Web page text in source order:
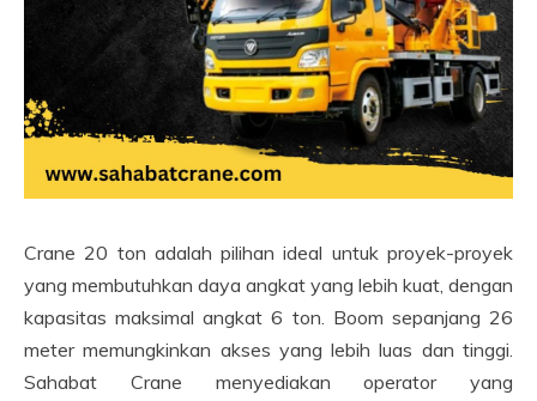
Crane 20 ton adalah pilihan ideal untuk proyek-proyek
yang membutuhkan daya angkat yang lebih kuat, dengan
kapasitas maksimal angkat 6 ton. Boom sepanjang 26
meter memungkinkan akses yang lebih luas dan tinggi.
Sahabat Crane menyediakan operator yang